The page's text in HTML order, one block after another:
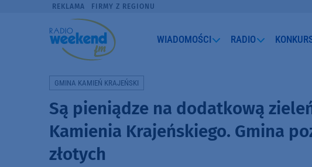
REKLAMA FIRMY Z REGIONU
WIADOMOŚCI RADIO
GMINA KAMIEŃ KRAJEŃSKI
Są pieniądze na dodatkową
Kamienia Krajeńskiego. Gmina
złotych